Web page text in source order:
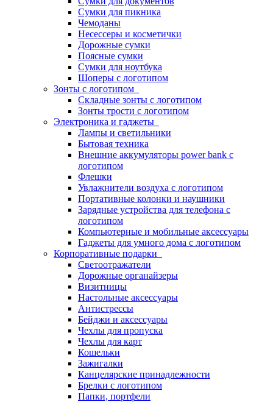
Сумки для пикника
Чемоданы
Несессеры и косметички
Дорожные сумки
Поясные сумки
Сумки для ноутбука
Шоперы с логотипом
Зонты с логотипом
Складные зонты с логотипом
Зонты трости с логотипом
Электроника и гаджеты
Лампы и светильники
Бытовая техника
Внешние аккумуляторы power bank с
логотипом
Флешки
Увлажнители воздуха с логотипом
Портативные колонки и наушники
Зарядные устройства для телефона с
логотипом
Компьютерные и мобильные аксессуары
Гаджеты для умного дома с логотипом
Корпоративные подарки
Светоотражатели
Дорожные органайзеры
Визитницы
Настольные аксессуары
Антистрессы
Бейджи и аксессуары
Чехлы для пропуска
Чехлы для карт
Кошельки
Зажигалки
Канцелярские принадлежности
Брелки с логотипом
Папки, портфели